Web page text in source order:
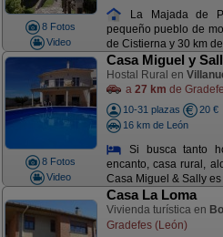
8 Fotos
Video
La Majada de
pequeño pueblo de
de Cistierna y 30 km
8 Fotos
Video
Casa Miguel y
Hostal Rural en
a 27 km de
10-31 plazas
20 €
16 km de León
Si busca tanto
encanto, casa rural,
Casa Miguel & Sally es
Casa La Loma
Vivienda turística en
Gradefes (León)